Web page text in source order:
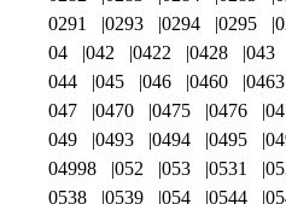
0291
0293 0294 0295
04
042 0422 0428 043
044
045 046 0460 0463
047
0470 0475 0476
049
0493 0494 0495
04998
052 053 0531
0538
0539 054 0544